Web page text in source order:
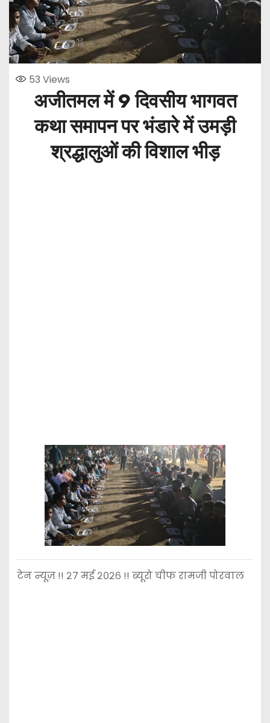
53 Views
अजीतमल में 9 दिवसीय भागवत
कथा समापन पर भंडारे में उमड़ी
श्रद्धालुओं की विशाल भीड़
टेन न्यूज़ !! २७ मई २०२६ !! ब्यूरो चीफ रामजी पोरवाल